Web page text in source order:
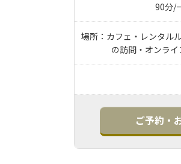
90分/
場所：カフェ・レンタル
の訪問・オンライ
ご予約・